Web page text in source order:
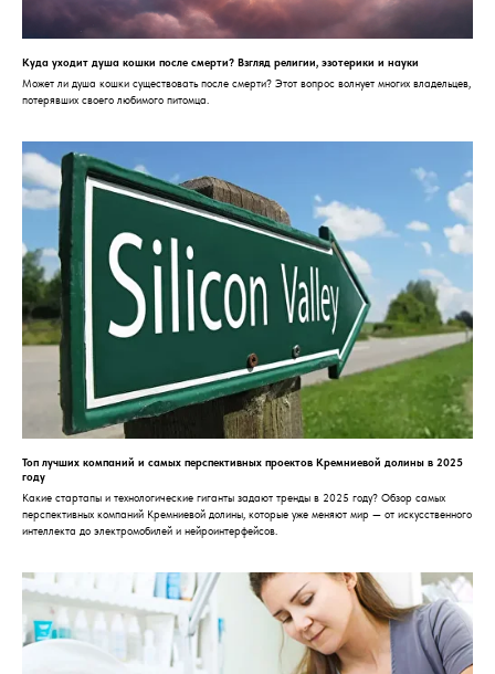
Куда уходит душа кошки после смерти? Взгляд религии, эзотерики и науки
Может ли душа кошки существовать после смерти? Этот вопрос волнует многих владельцев,
потерявших своего любимого питомца.
Топ лучших компаний и самых перспективных проектов Кремниевой долины в 2025
году
Какие стартапы и технологические гиганты задают тренды в 2025 году? Обзор самых
перспективных компаний Кремниевой долины, которые уже меняют мир — от искусственного
интеллекта до электромобилей и нейроинтерфейсов.